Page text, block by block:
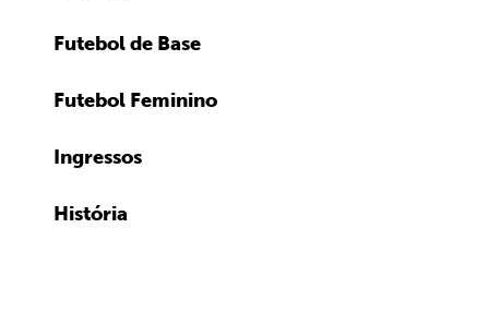
Futebol de Base
Futebol Feminino
Ingressos
História